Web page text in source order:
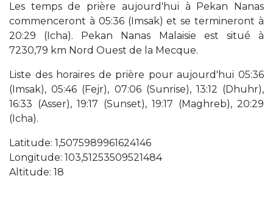
Les temps de prière aujourd'hui à Pekan Nanas
commenceront à 05:36 (Imsak) et se termineront à
20:29 (Icha). Pekan Nanas Malaisie est situé à
7230,79 km Nord Ouest de la Mecque.
Liste des horaires de prière pour aujourd'hui 05:36
(Imsak), 05:46 (Fejr), 07:06 (Sunrise), 13:12 (Dhuhr),
16:33 (Asser), 19:17 (Sunset), 19:17 (Maghreb), 20:29
(Icha).
Latitude: 1,5075989961624146
Longitude: 103,51253509521484
Altitude: 18